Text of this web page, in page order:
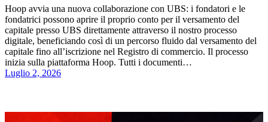
Hoop avvia una nuova collaborazione con UBS: i fondatori e le
fondatrici possono aprire il proprio conto per il versamento del
capitale presso UBS direttamente attraverso il nostro processo
digitale, beneficiando così di un percorso fluido dal versamento del
capitale fino all’iscrizione nel Registro di commercio. Il processo
inizia sulla piattaforma Hoop. Tutti i documenti…
Luglio 2, 2026